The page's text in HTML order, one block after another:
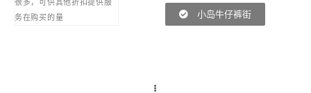
很多，可供其他折扣提供服
务在购买的量
小岛牛仔裤街